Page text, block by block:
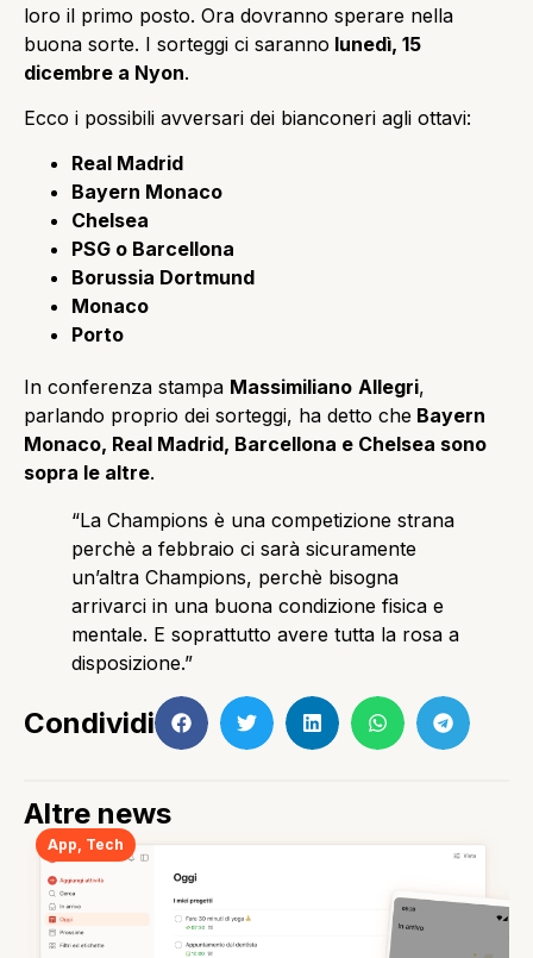
loro il primo posto. Ora dovranno sperare nella
buona sorte. I sorteggi ci saranno lunedì, 15
dicembre a Nyon.
Ecco i possibili avversari dei bianconeri agli ottavi:
Real Madrid
Bayern Monaco
Chelsea
PSG o Barcellona
Borussia Dortmund
Monaco
Porto
In conferenza stampa Massimiliano Allegri,
parlando proprio dei sorteggi, ha detto che Bayern
Monaco, Real Madrid, Barcellona e Chelsea sono
sopra le altre.
“La Champions è una competizione strana
perchè a febbraio ci sarà sicuramente
un’altra Champions, perchè bisogna
arrivarci in una buona condizione fisica e
mentale. E soprattutto avere tutta la rosa a
disposizione.”
Condividi
Altre news
App, Tech